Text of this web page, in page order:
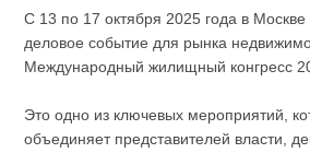
С 13 по 17 октября 2025 года в Москве
деловое событие для рынка
Международный жилищный конгресс
Это одно из ключевых мероприятий,
объединяет представителей власти,